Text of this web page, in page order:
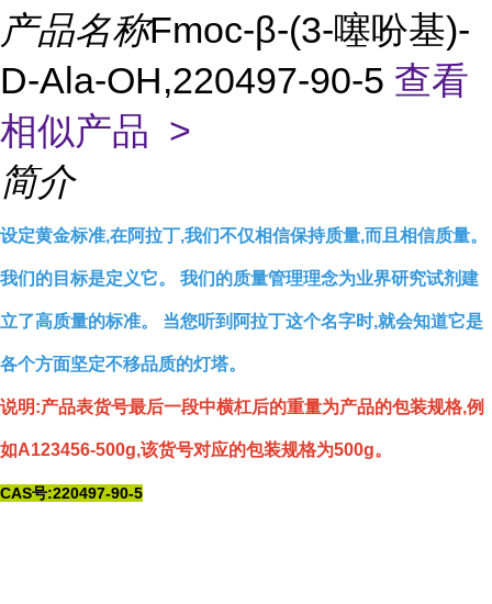
产品名称Fmoc-β-(3-噻吩基)-
D-Ala-OH,220497-90-5 查看
相似产品 >
简介
设定黄金标准,在阿拉丁,我们不仅相信保持质量,而且相信质量。
我们的目标是定义它。 我们的质量管理理念为业界研究试剂建
立了高质量的标准。 当您听到阿拉丁这个名字时,就会知道它是
各个方面坚定不移品质的灯塔。
说明:产品表货号最后一段中横杠后的重量为产品的包装规格,例
如A123456-500g,该货号对应的包装规格为500g。
CAS号:220497-90-5